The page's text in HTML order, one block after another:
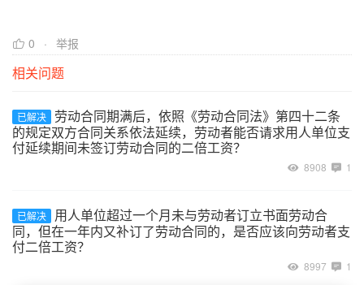
0 举报
相关问题
已解决
劳动合同期满后，依照《劳动合同法》第四十二条
的规定双方合同关系依法延续，劳动者能否请求用人单位支
付延续期间未签订劳动合同的二倍工资？
8908 1
已解决
用人单位超过一个月未与劳动者订立书面劳动合
同，但在一年内又补订了劳动合同的，是否应该向劳动者支
付二倍工资？
8997 1